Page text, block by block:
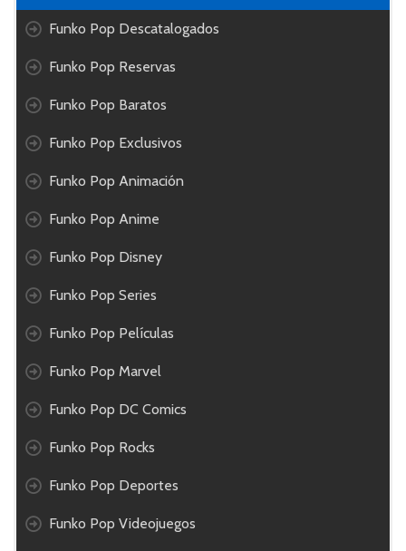
Funko Pop Descatalogados
Funko Pop Reservas
Funko Pop Baratos
Funko Pop Exclusivos
Funko Pop Animación
Funko Pop Anime
Funko Pop Disney
Funko Pop Series
Funko Pop Películas
Funko Pop Marvel
Funko Pop DC Comics
Funko Pop Rocks
Funko Pop Deportes
Funko Pop Videojuegos